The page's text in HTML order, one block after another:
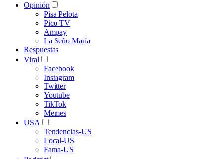
Opinión
Pisa Pelota
Pico TV
Ampay
La Seño María
Respuestas
Viral
Facebook
Instagram
Twitter
Youtube
TikTok
Memes
USA
Tendencias-US
Local-US
Fama-US